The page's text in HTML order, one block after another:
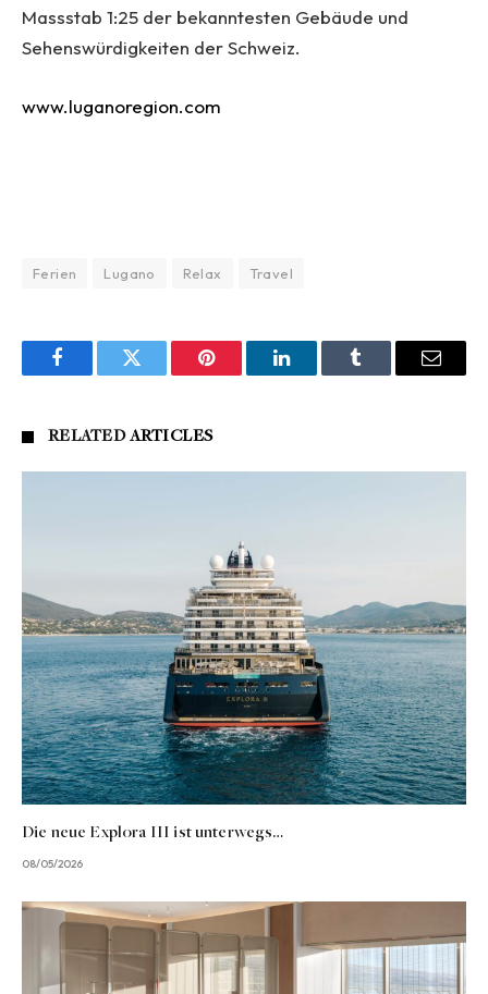
Massstab 1:25 der bekanntesten Gebäude und
Sehenswürdigkeiten der Schweiz.
www.luganoregion.com
Ferien Lugano Relax Travel
FacebookTwitter Pinterest LinkedInTumblr Email
RELATEDARTICLES
Die neue Explora III ist unterwegs…
08/05/2026